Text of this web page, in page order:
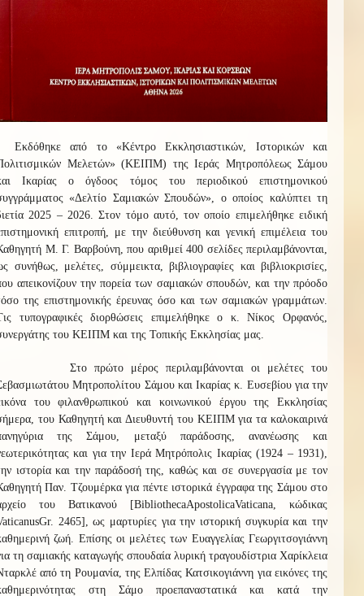
Εκδόθηκε από το «Κέντρο Εκκλησιαστικών, Ιστορικών και
Μελετών» (ΚΕΙΠΜ) της Ιεράς Μητροπόλεως Σάμου
Ικαρίας ο όγδοος τόμος του περιοδικού επιστημονικού
«Δελτίο Σαμιακών Σπουδών», ο οποίος καλύπτει τη
2025 – 2026. Στον τόμο αυτό, τον οποίο επιμελήθηκε ειδική
επιτροπή, με την διεύθυνση και γενική επιμέλεια του
Μ. Γ. Βαρβούνη, που αριθμεί 400 σελίδες περιλαμβάνονται,
συνήθως, μελέτες, σύμμεικτα, βιβλιογραφίες και βιβλιοκρισίες,
απεικονίζουν την πορεία των σαμιακών σπουδών, και την πρόοδο
της επιστημονικής έρευνας όσο και των σαμιακών γραμμάτων.
τυπογραφικές διορθώσεις επιμελήθηκε ο κ. Νίκος Ορφανός,
του ΚΕΙΠΜ και της Τοπικής Εκκλησίας μας.
Στο πρώτο μέρος περιλαμβάνονται οι μελέτες του
Μητροπολίτου Σάμου και Ικαρίας κ. Ευσεβίου για την
του φιλανθρωπικού και κοινωνικού έργου της Εκκλησίας
του Καθηγητή και Διευθυντή του ΚΕΙΠΜ για τα καλοκαιρινά
της Σάμου, μεταξύ παράδοσης, ανανέωσης και
και για την Ιερά Μητρόπολις Ικαρίας (1924 – 1931),
ιστορία και την παράδοσή της, καθώς και σε συνεργασία με τον
Παν. Τζουμέρκα για πέντε ιστορικά έγγραφα της Σάμου στο
του Βατικανού
[BibliothecaApostolicaVaticana, κώδικας
Gr. 2465], ως μαρτυρίες για την ιστορική συγκυρία και την
ζωή. Επίσης οι μελέτες των Ευαγγελίας Γεωργιτσογιάννη
τη σαμιακής καταγωγής σπουδαία λυρική τραγουδίστρια Χαρίκλεια
από τη Ρουμανία, της Ελπίδας Κατσικογιάννη για εικόνες της
στη Σάμο προεπαναστατικά και κατά την